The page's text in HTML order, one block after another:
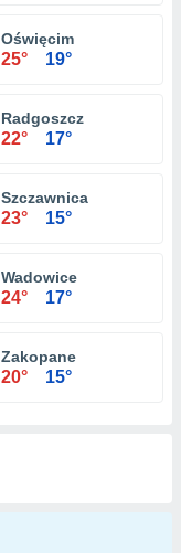
Oświęcim
25° 19°
Radgoszcz
22° 17°
Szczawnica
23° 15°
Wadowice
24° 17°
Zakopane
20° 15°